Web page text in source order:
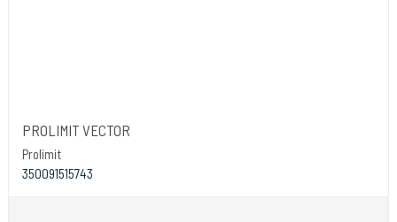
PROLIMIT VECTOR
Prolimit
350091515743